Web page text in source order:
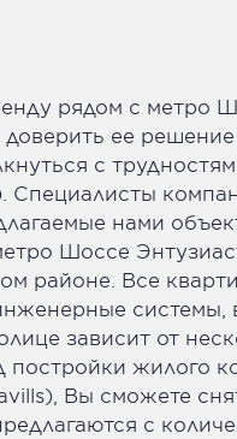
рядом с метро
доверить ее
с
нами
Шоссе
районе. Все
системы,
зависит от
жилого
Вы сможете
с